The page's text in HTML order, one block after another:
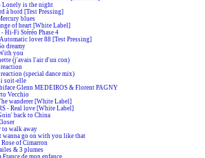
Lonely is the night
à bord [Test Pressing]
blues
of heart [White Label]
Hi-Fi Stéréo Phase 4
lover 88 [Test Pressing]
dreamy
you
(j'avais l'air d'un con)
reaction
(special dance mix)
soit-elle
Glenn MEDEIROS & Florent PAGNY
Vecchio
wanderer [White Label]
- Real love [White Label]
back to China
to walk away
wanna go on with you like that
of Cimarron
& 3 plumes
de mon enfance